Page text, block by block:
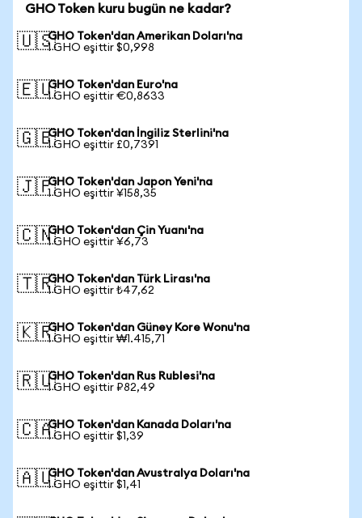
GHO Token kuru bugün ne kadar?
🇺🇸GHO Token'dan Amerikan Doları'na
1 GHO eşittir $0,998
🇪🇺GHO Token'dan Euro'na
1 GHO eşittir €0,8633
🇬🇧GHO Token'dan İngiliz Sterlini'na
1 GHO eşittir £0,7391
🇯🇵GHO Token'dan Japon Yeni'na
1 GHO eşittir ¥158,35
🇨🇳GHO Token'dan Çin Yuanı'na
1 GHO eşittir ¥6,73
🇹🇷GHO Token'dan Türk Lirası'na
1 GHO eşittir ₺47,62
🇰🇷GHO Token'dan Güney Kore Wonu'na
1 GHO eşittir ₩1.415,71
🇷🇺GHO Token'dan Rus Rublesi'na
1 GHO eşittir ₽82,49
🇨🇦GHO Token'dan Kanada Doları'na
1 GHO eşittir $1,39
🇦🇺GHO Token'dan Avustralya Doları'na
1 GHO eşittir $1,41